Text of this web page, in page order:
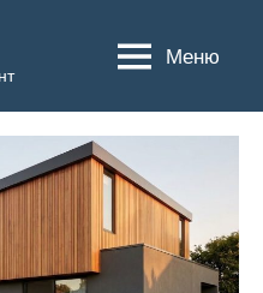
Меню